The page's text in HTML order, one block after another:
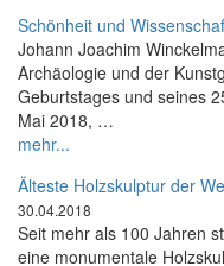
Schönheit und
Johann Joachim
Archäologie und der
Geburtstages und seines
Mai 2018, …
mehr...
Älteste Holzskulptur der
30.04.2018
Seit mehr als 100 Jahren
eine monumentale